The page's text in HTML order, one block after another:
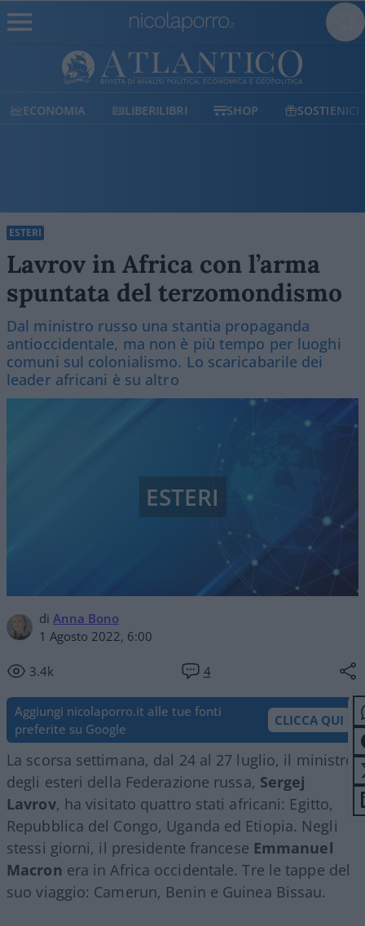
ECONOMIA LIBERILIBRI SHOP SOSTIENICI
ESTERI
Lavrov in Africa con l’arma
spuntata del terzomondismo
Dal ministro russo una stantia propaganda
antioccidentale, ma non è più tempo per luoghi
comuni sul colonialismo. Lo scaricabarile dei
leader africani è su altro
di Anna Bono
1 Agosto 2022, 6:00
3.4k 4
ESTERI
Aggiungi nicolaporro.it alle tue fonti
preferite su Google
CLICCA QUI
La scorsa settimana, dal 24 al 27 luglio, il ministro
degli esteri della Federazione russa, Sergej
Lavrov, ha visitato quattro stati africani: Egitto,
Repubblica del Congo, Uganda ed Etiopia. Negli
stessi giorni, il presidente francese Emmanuel
Macron era in Africa occidentale. Tre le tappe del
suo viaggio: Camerun, Benin e Guinea Bissau.